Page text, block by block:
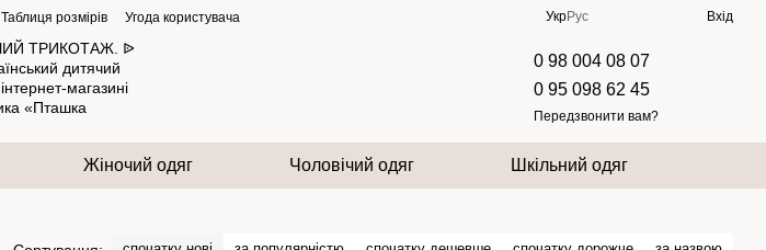
Таблиця розмірів Угода користувача УкрРус Вхід
0 98 004 08 07
0 95 098 62 45
Передзвонити вам?
Жіночий одяг Чоловічий одяг Шкільний одяг